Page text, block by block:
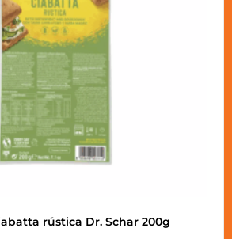
rústica Dr. Schar 200g